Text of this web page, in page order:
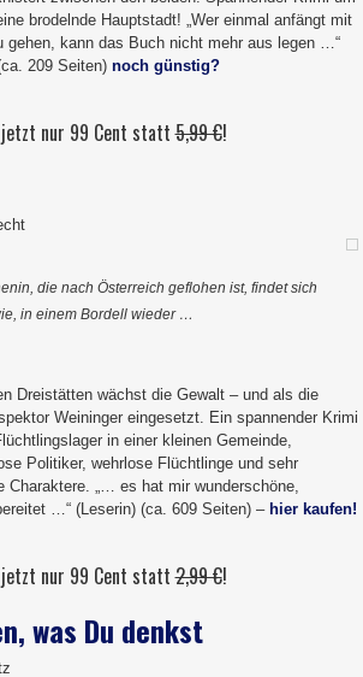
brodelnde Hauptstadt! „Wer einmal anfängt mit
gehen, kann das Buch nicht mehr aus legen …“
209 Seiten) noch günstig?
jetzt nur 99 Cent statt5,99 €!
die nach Österreich geflohen ist, findet sich
in einem Bordell wieder …
Dreistätten wächst die Gewalt – und als die
Weininger eingesetzt. Ein spannender Krimi
in einer kleinen Gemeinde,
Politiker, wehrlose Flüchtlinge und sehr
Charaktere. „… es hat mir wunderschöne,
…“ (Leserin) (ca. 609 Seiten) – hier kaufen!
jetzt nur 99 Cent statt2,99 €!
was Du denkst